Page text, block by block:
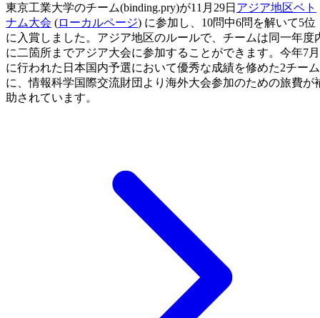
東京工業大学のチーム(binding.pry)が11月29日 アジア地区ベト
ナム大会 (ローカルページ) に参加し、10問中6問を解いて5位
に入賞しました。アジア地区のルールで、チームは同一年度
に二箇所までアジア大会に参加することができます。今年7月
に行われた日本国内予選において優秀な成績を修めた2チーム
に、情報科学国際交流財団より海外大会参加のための旅費が
助されています。